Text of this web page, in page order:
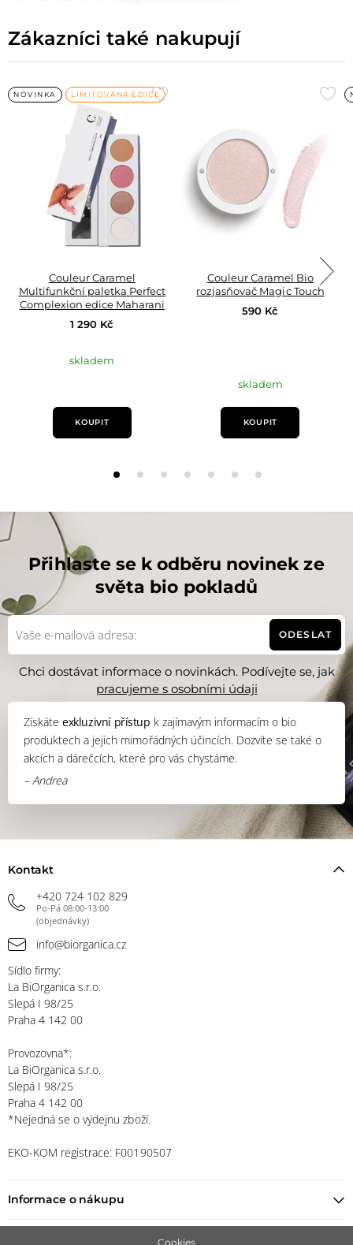
Zákazníci také nakupují
NOVINKA LIMITOVANÁ EDICEPřidat
oblíbených
Couleur Caramel
Multifunkční paletka Perfect
Complexion edice Maharani
1 290 Kč
skladem
KOUPIT
Couleur Caramel Bio
rozjasňovač Magic Touch
590 Kč
skladem
KOUPIT
Přihlaste se k odběru novinek ze
světa bio pokladů
ODESLAT
Chci dostávat informace o novinkách. Podívejte se, jak
pracujeme s osobními údaji
Získáteexkluzivní přístup k zajímavým informacím o bio
produktech a jejich mimořádných účincích. Dozvíte se také o
akcích a dárečcích, které pro vás chystáme.
– Andrea
Kontakt
+420 724 102 829
Po-Pá 08:00-13:00
(objednávky)
info@biorganica.cz
Sídlo firmy:
La BiOrganica s.r.o.
Slepá I 98/25
Praha 4 142 00
Provozovna*:
La BiOrganica s.r.o.
Slepá I 98/25
Praha 4 142 00
*Nejedná se o výdejnu zboží.
EKO-KOM registrace: F00190507
Informace o nákupu
Cookies